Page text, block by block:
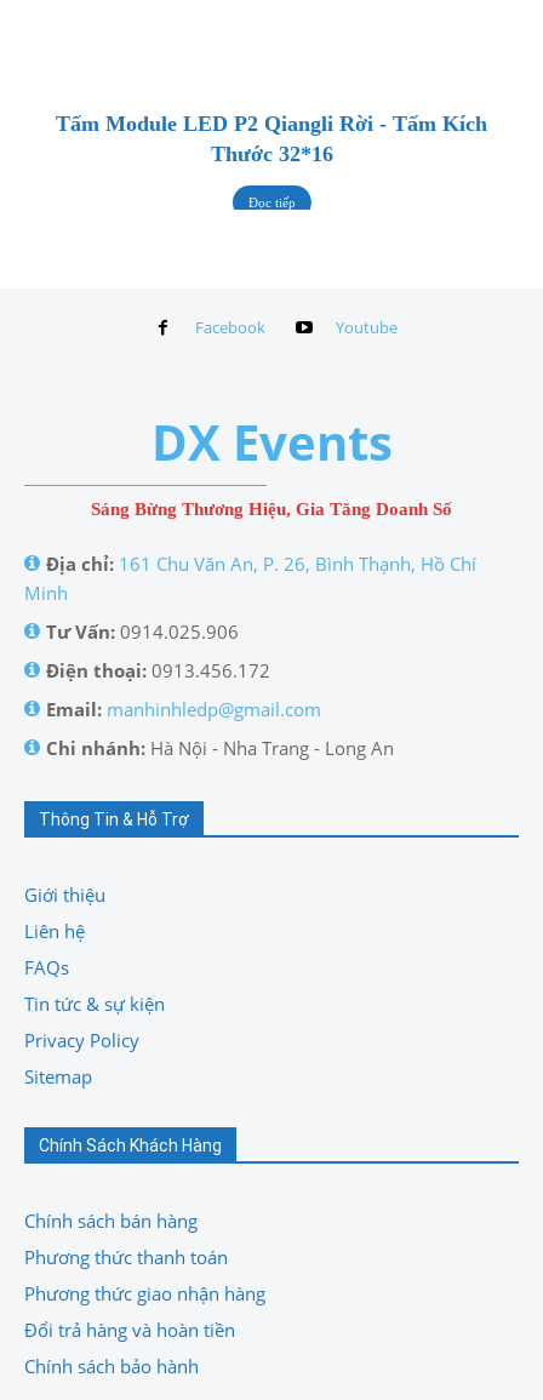
Tấm Module LED P2 Qiangli Rời - Tấm Kích
Thước 32*16
Đọc tiếp
Facebook Youtube
DX Events
Sáng Bừng Thương Hiệu, Gia Tăng Doanh Số
Địa chỉ: 161 Chu Văn An, P. 26, Bình Thạnh, Hồ Chí
Minh
Tư Vấn: 0914.025.906
Điện thoại: 0913.456.172
Email: manhinhledp@gmail.com
Chi nhánh: Hà Nội - Nha Trang - Long An
Thông Tin & Hỗ Trợ
Giới thiệu
Liên hệ
FAQs
Tin tức & sự kiện
Privacy Policy
Sitemap
Chính Sách Khách Hàng
Chính sách bán hàng
Phương thức thanh toán
Phương thức giao nhận hàng
Đổi trả hàng và hoàn tiền
Chính sách bảo hành